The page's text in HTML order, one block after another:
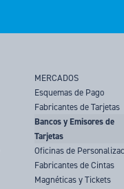
MERCADOS
Esquemas de Pago
Fabricantes de Tarjetas
Bancos y Emisores de
Tarjetas
Oficinas de
Fabricantes de Cintas
Magnéticas y Tickets